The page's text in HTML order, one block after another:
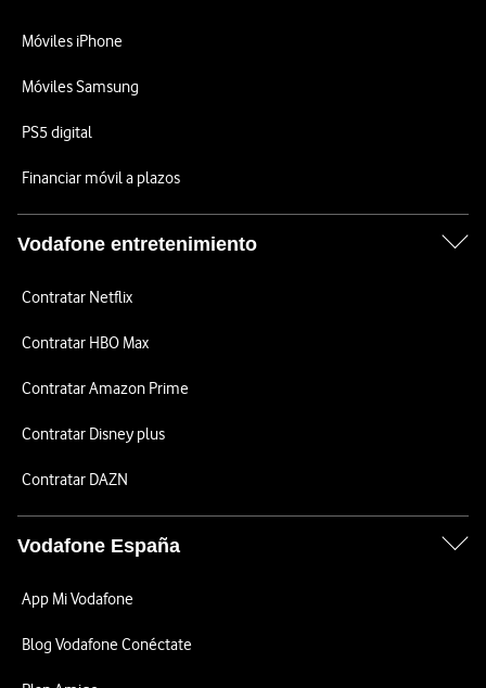
Móviles iPhone
Móviles Samsung
PS5 digital
Financiar móvil a plazos
Vodafone entretenimiento
Contratar Netflix
Contratar HBO Max
Contratar Amazon Prime
Contratar Disney plus
Contratar DAZN
Vodafone España
App Mi Vodafone
Blog Vodafone Conéctate